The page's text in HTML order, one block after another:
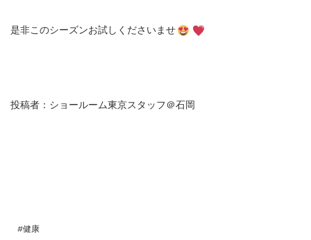
是非このシーズンお試しくださいませ
投稿者：ショールーム東京スタッフ＠石岡
健康